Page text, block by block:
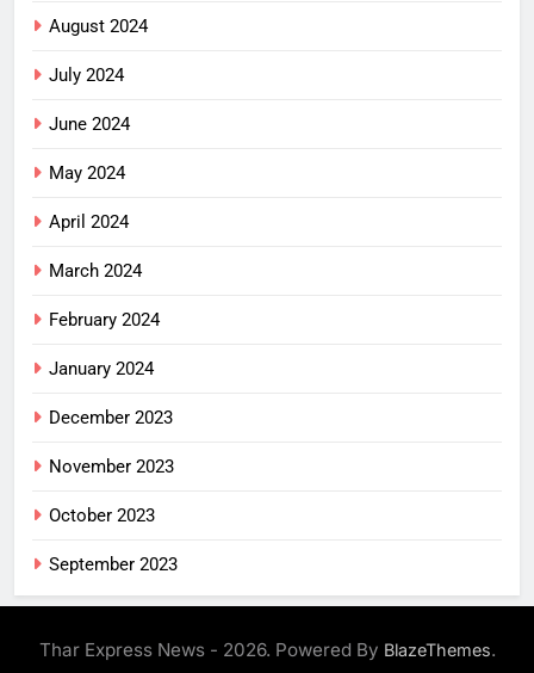
August 2024
July 2024
June 2024
May 2024
April 2024
March 2024
February 2024
January 2024
December 2023
November 2023
October 2023
September 2023
Thar Express News - 2026. Powered By BlazeThemes.